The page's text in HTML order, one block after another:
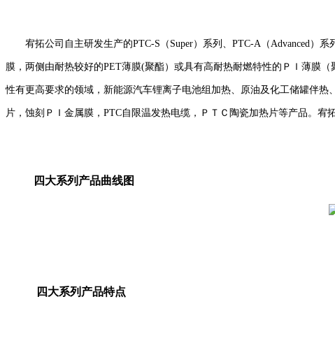
宥拓公司自主研发生产的PTC-S（Super）系列、PTC-A（Advanced）
膜，两侧由耐热较好的PET薄膜(聚酯）或具有高耐热耐燃特性的ＰＩ薄膜
性有更高要求的领域，新能源汽车锂离子电池组加热、原油及化工储罐伴
片，蚀刻ＰＩ金属膜，PTC自限温发热电缆，ＰＴＣ陶瓷加热片等产品。
四大系列产品曲线图
四大系列产品特点